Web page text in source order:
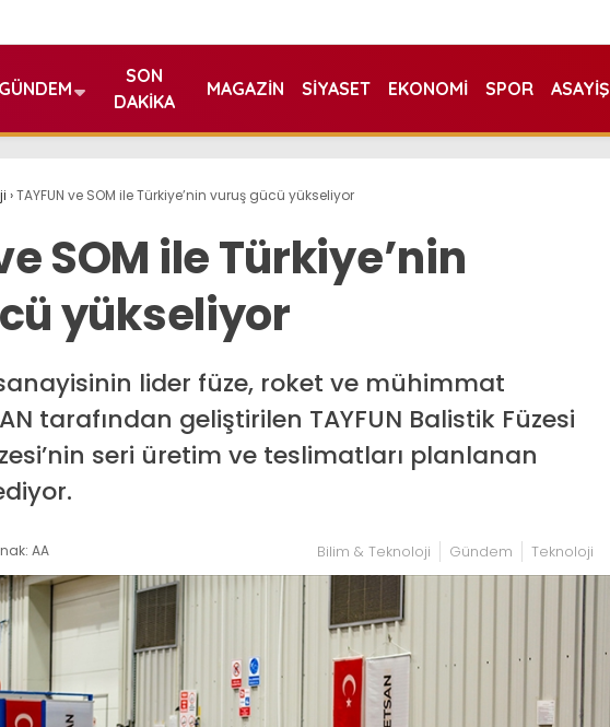
GÜNDEM
SON
DAKIKA
MAGAZIN SIYASET EKONOMI SPOR ASAYIŞ
›TAYFUN ve SOM ile Türkiye’nin vuruş gücü yükseliyor
SOM ile Türkiye’nin
yükseliyor
lider füze, roket ve mühimmat
tarafından geliştirilen TAYFUN Balistik Füzesi
seri üretim ve teslimatları planlanan
AA Bilim & Teknoloji Gündem Teknoloji